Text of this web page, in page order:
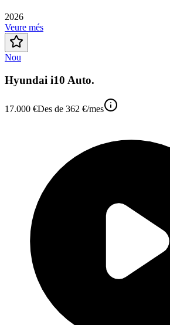
2026
Veure més
Nou
Hyundai i10 Auto.
17.000 €Des de 362 €/mes